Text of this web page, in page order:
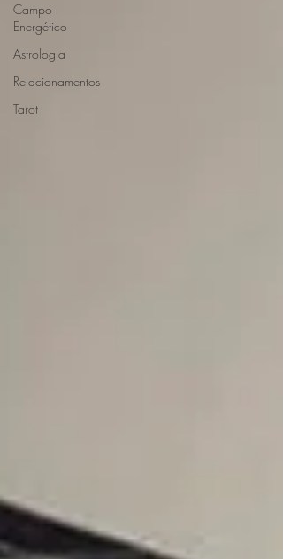
Campo
Energético
Astrologia
Relacionamentos
Tarot